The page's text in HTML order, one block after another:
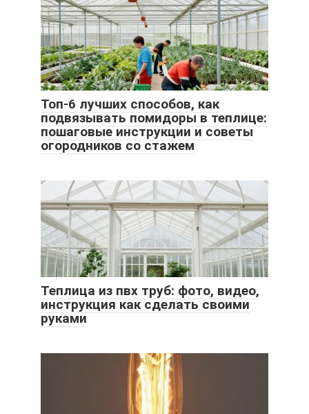
Топ-6 лучших способов, как
подвязывать помидоры в теплице:
пошаговые инструкции и советы
огородников со стажем
Теплица из пвх труб: фото, видео,
инструкция как сделать своими
руками